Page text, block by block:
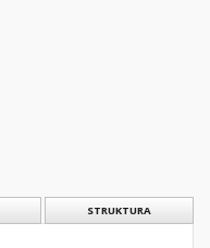
STRUKTURA